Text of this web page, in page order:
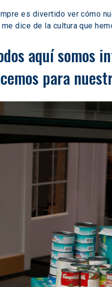
es divertido ver cómo
dice de la cultura que
aquí somos
para